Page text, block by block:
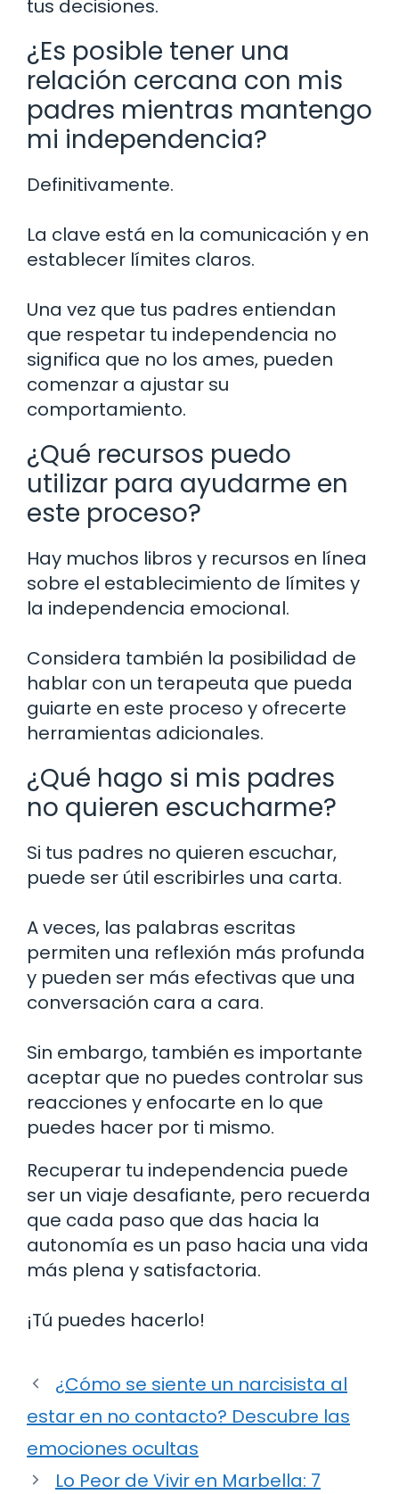
tus decisiones.
¿Es posible tener una
relación cercana con mis
padres mientras mantengo
mi independencia?
Definitivamente.
La clave está en la comunicación y en
establecer límites claros.
Una vez que tus padres entiendan
que respetar tu independencia no
significa que no los ames, pueden
comenzar a ajustar su
comportamiento.
¿Qué recursos puedo
utilizar para ayudarme en
este proceso?
Hay muchos libros y recursos en línea
sobre el establecimiento de límites y
la independencia emocional.
Considera también la posibilidad de
hablar con un terapeuta que pueda
guiarte en este proceso y ofrecerte
herramientas adicionales.
¿Qué hago si mis padres
no quieren escucharme?
Si tus padres no quieren escuchar,
puede ser útil escribirles una carta.
A veces, las palabras escritas
permiten una reflexión más profunda
y pueden ser más efectivas que una
conversación cara a cara.
Sin embargo, también es importante
aceptar que no puedes controlar sus
reacciones y enfocarte en lo que
puedes hacer por ti mismo.
Recuperar tu independencia puede
ser un viaje desafiante, pero recuerda
que cada paso que das hacia la
autonomía es un paso hacia una vida
más plena y satisfactoria.
¡Tú puedes hacerlo!
¿Cómo se siente un narcisista al
estar en no contacto? Descubre las
emociones ocultas
Lo Peor de Vivir en Marbella: 7